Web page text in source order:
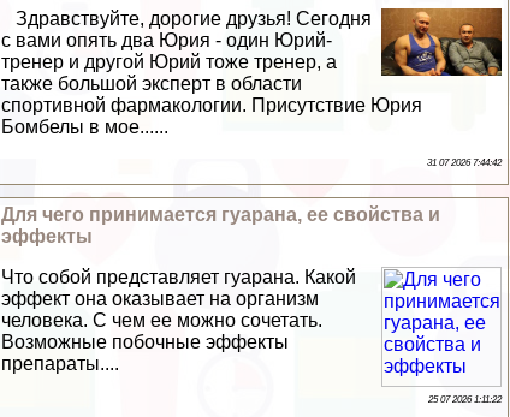
Здравствуйте, дорогие друзья! Сегодня
с вами опять два Юрия - один Юрий-
тренер и другой Юрий тоже тренер, а
также большой эксперт в области
спортивной фармакологии. Присутствие Юрия
Бомбелы в мое......
31 07 2026 7:44:42
Для чего принимается гуарана, ее свойства и
эффекты
Что собой представляет гуарана. Какой
эффект она оказывает на организм
человека. С чем ее можно сочетать.
Возможные побочные эффекты
препараты....
25 07 2026 1:11:22